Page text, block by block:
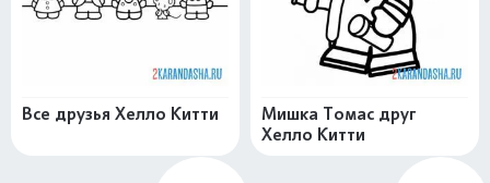
Все друзья Хелло Китти
Мишка Томас друг
Хелло Китти